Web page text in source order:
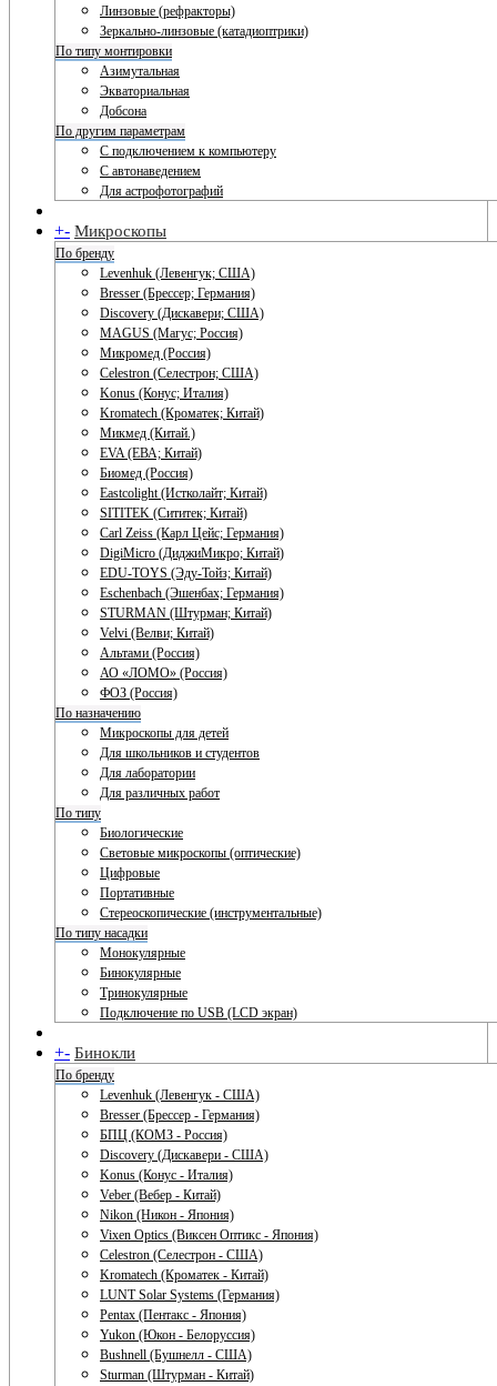
Линзовые (рефракторы)
Зеркально-линзовые (катадиоптрики)
По типу монтировки
Азимутальная
Экваториальная
Добсона
По другим параметрам
С подключением к компьютеру
С автонаведением
Для астрофотографий
+- Микроскопы
По бренду
Levenhuk (Левенгук; США)
Bresser (Брессер; Германия)
Discovery (Дискавери; США)
MAGUS (Магус; Россия)
Микромед (Россия)
Celestron (Селестрон; США)
Konus (Конус; Италия)
Kromatech (Кроматек; Китай)
Микмед (Китай.)
EVA (ЕВА; Китай)
Биомед (Россия)
Eastcolight (Истколайт; Китай)
SITITEK (Сититек; Китай)
Carl Zeiss (Карл Цейс; Германия)
DigiMicro (ДиджиМикро; Китай)
EDU-TOYS (Эду-Тойз; Китай)
Eschenbach (Эшенбах; Германия)
STURMAN (Штурман; Китай)
Velvi (Велви; Китай)
Альтами (Россия)
АО «ЛОМО» (Россия)
ФОЗ (Россия)
По назначению
Микроскопы для детей
Для школьников и студентов
Для лаборатории
Для различных работ
По типу
Биологические
Световые микроскопы (оптические)
Цифровые
Портативные
Стереоскопические (инструментальные)
По типу насадки
Монокулярные
Бинокулярные
Тринокулярные
Подключение по USB (LCD экран)
+- Бинокли
По бренду
Levenhuk (Левенгук - США)
Bresser (Брессер - Германия)
БПЦ (КОМЗ - Россия)
Discovery (Дискавери - США)
Konus (Конус - Италия)
Veber (Вебер - Китай)
Nikon (Никон - Япония)
Vixen Optics (Виксен Оптикс - Япония)
Celestron (Селестрон - США)
Kromatech (Кроматек - Китай)
LUNT Solar Systems (Германия)
Pentax (Пентакс - Япония)
Yukon (Юкон - Белоруссия)
Bushnell (Бушнелл - США)
Sturman (Штурман - Китай)